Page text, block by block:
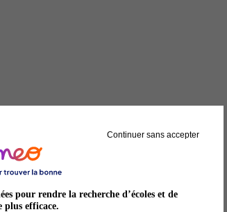
Continuer sans accepter
pour rendre la recherche d’écoles et de
plus efficace.